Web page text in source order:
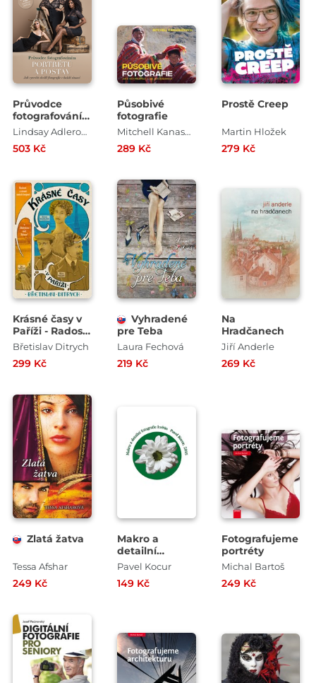
Průvodce
fotografováním
portrétů a
postav
Lindsay Adlerová
503 Kč
Působivé
fotografie
Mitchell Kanashkevich
289 Kč
Prostě Creep
Martin Hložek
279 Kč
Krásné časy v
Paříži - Radosti
a strasti našich
„Babylonu nad
Břetislav Ditrych
299 Kč
Vyhradené
pre Teba
Laura Fechová
219 Kč
Na
Hradčanech
Jiří Anderle
269 Kč
Zlatá žatva
Tessa Afshar
249 Kč
Makro a
detailní
fotografie
Pavel Kocur
149 Kč
Fotografujeme
portréty
Michal Bartoš
249 Kč